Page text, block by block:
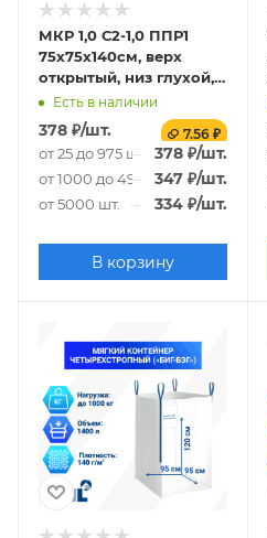
МКР 1,0 С2-1,0 ППР1
75х75х140см, верх
открытый, низ глухой,
140г/м2
Есть в наличии
378 ₽/шт. 7.56 ₽
от 25 до 975 шт. 378₽/шт.
от 1000 до 4975 шт.
347₽/шт.
от 5000 шт. 334₽/шт.
В корзину